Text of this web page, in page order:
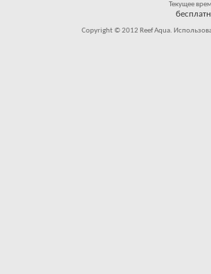
Текущее
Copyright © 2012 Reef Aqua.